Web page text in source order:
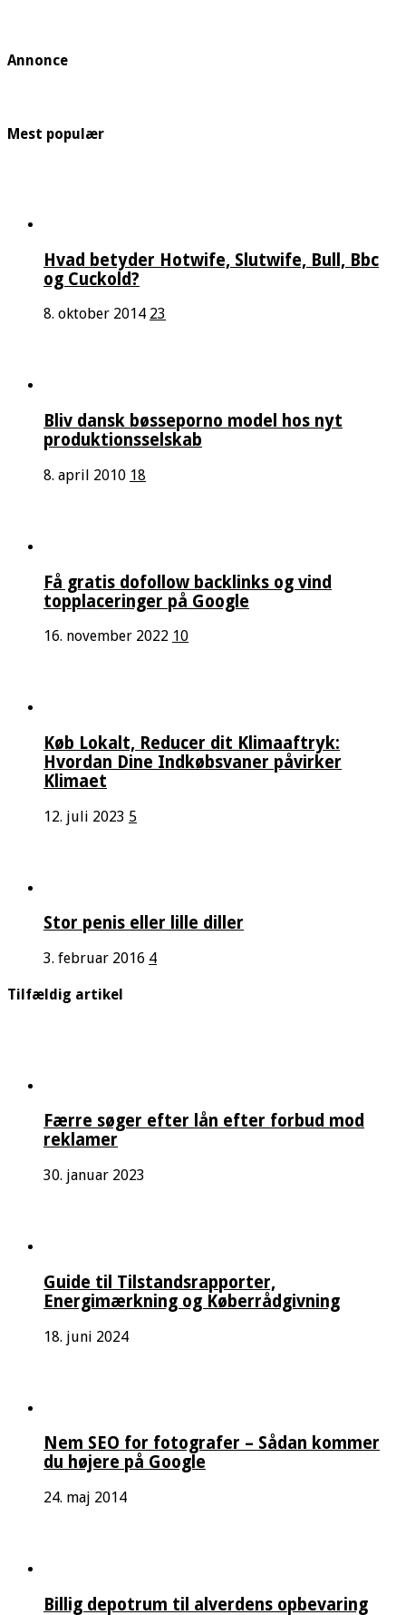
Annonce
Mest populær
Hvad betyder Hotwife, Slutwife, Bull, Bbc
og Cuckold?
8. oktober 2014 23
Bliv dansk bøsseporno model hos nyt
produktionsselskab
8. april 2010 18
Få gratis dofollow backlinks og vind
topplaceringer på Google
16. november 2022 10
Køb Lokalt, Reducer dit Klimaaftryk:
Hvordan Dine Indkøbsvaner påvirker
Klimaet
12. juli 2023 5
Stor penis eller lille diller
3. februar 2016 4
Tilfældig artikel
Færre søger efter lån efter forbud mod
reklamer
30. januar 2023
Guide til Tilstandsrapporter,
Energimærkning og Køberrådgivning
18. juni 2024
Nem SEO for fotografer – Sådan kommer
du højere på Google
24. maj 2014
Billig depotrum til alverdens opbevaring